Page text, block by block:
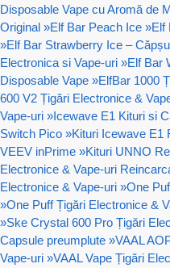
Disposable Vape cu Aromă de
Original »Elf Bar Peach Ice »Elf
»Elf Bar Strawberry Ice –
Electronica si Vape-uri »Elf Bar
Disposable Vape »ElfBar 1000
600 V2 Țigări Electronice &
Vape-uri »Icewave E1 Kituri si
Switch Pico »Kituri Icewave E1
VEEV inPrime »Kituri UNNO
Electronice & Vape-uri
Electronice & Vape-uri »One
»One Puff Țigări Electronice &
»Ske Crystal 600 Pro Țigări
Capsule preumplute »VAAL
Vape-uri »VAAL Vape Țigări